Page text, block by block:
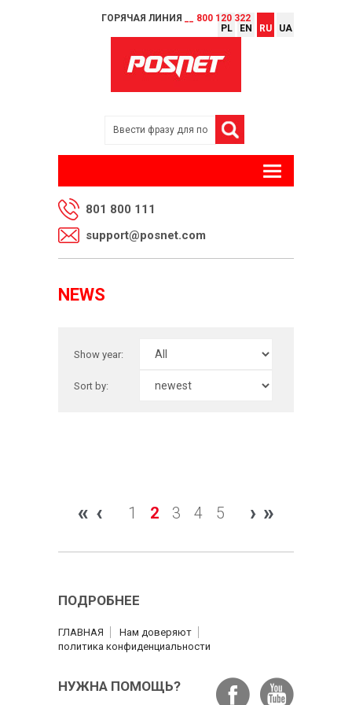
ГОРЯЧАЯ ЛИНИЯ __ 800 120 322
PL
EN RU UA
801 800 111
support@posnet.com
NEWS
Show year:
Sort by:
« ‹ 1 2 3 4 5 › »
ПОДРОБНЕЕ
ГЛАВНАЯ
Нам доверяют
политика конфиденциальности
НУЖНА ПОМОЩЬ?